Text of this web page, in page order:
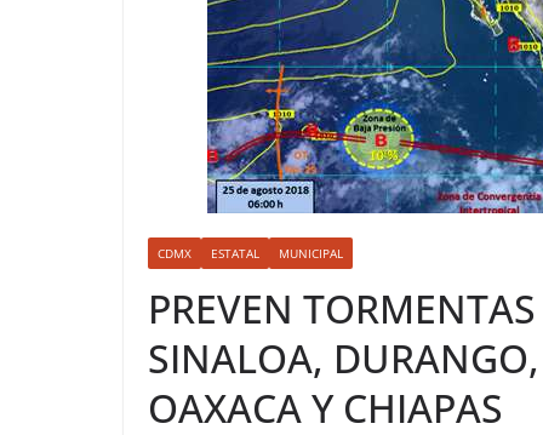
CDMX ESTATAL MUNICIPAL
PREVEN
SINALOA,
OAXACA Y CHIAPAS